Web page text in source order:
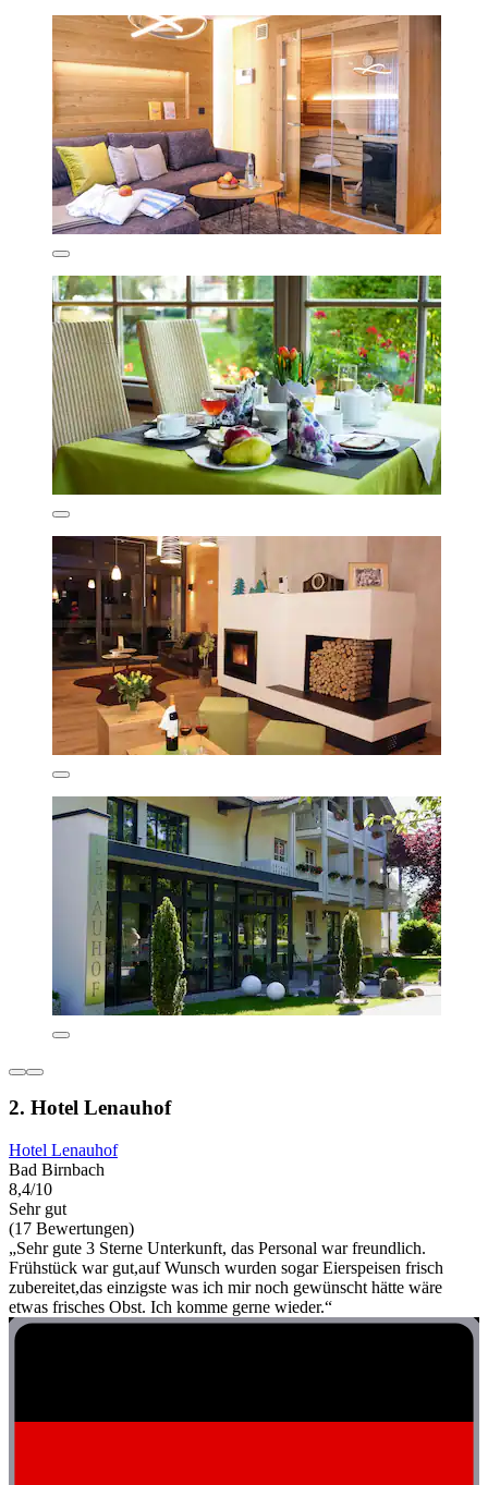
2. Hotel Lenauhof
Hotel Lenauhof
Bad Birnbach
8,4/10
Sehr gut
(17 Bewertungen)
„Sehr gute 3 Sterne Unterkunft, das Personal war freundlich.
Frühstück war gut,auf Wunsch wurden sogar Eierspeisen frisch
zubereitet,das einzigste was ich mir noch gewünscht hätte wäre
etwas frisches Obst. Ich komme gerne wieder.“